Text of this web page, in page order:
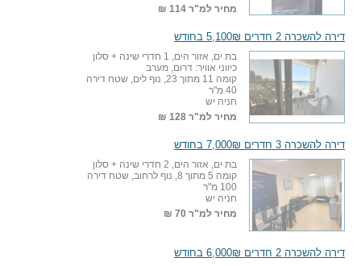
מחיר למ"ר 114 ₪
דירה להשכרה 2 חדרים 5,100₪ בחודש
בת ים, אזור הים, 1 חדרי שינה + סלון
כיווני אוויר: דרום, מערב
קומה 11 מתוך 23, נוף לים, שטח דירה
40 מ"ר
חניה יש
מחיר למ"ר 128 ₪
דירה להשכרה 3 חדרים 7,000₪ בחודש
בת ים, אזור הים, 2 חדרי שינה + סלון
קומה 5 מתוך 8, נוף לרחוב, שטח דירה
100 מ"ר
חניה יש
מחיר למ"ר 70 ₪
דירה להשכרה 2 חדרים 6,000₪ בחודש